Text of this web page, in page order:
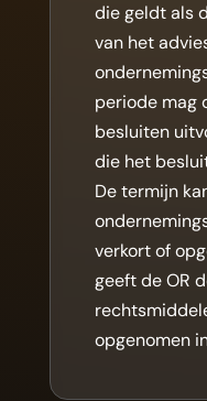
die geldt als
van het
periode mag
besluiten
die het
De termijn
verkort of
geeft de OR
opgenomen